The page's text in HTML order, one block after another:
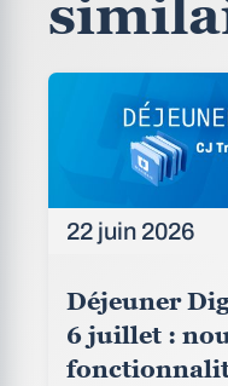
22 juin 2026
Déjeuner
6 juillet :